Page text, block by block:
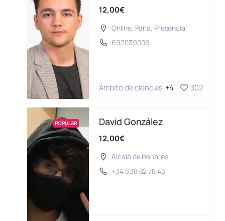
12,00€
Online, Parla, Presencial
692039006
Ámbito de ciencias +4 302
POPULAR David González
12,00€
Alcalá de Henares
+34 638 82 78 43